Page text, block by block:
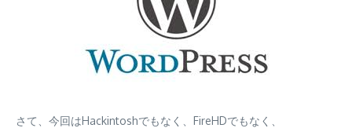
さて、今回はHackintoshでもなく、FireHDでもなく、